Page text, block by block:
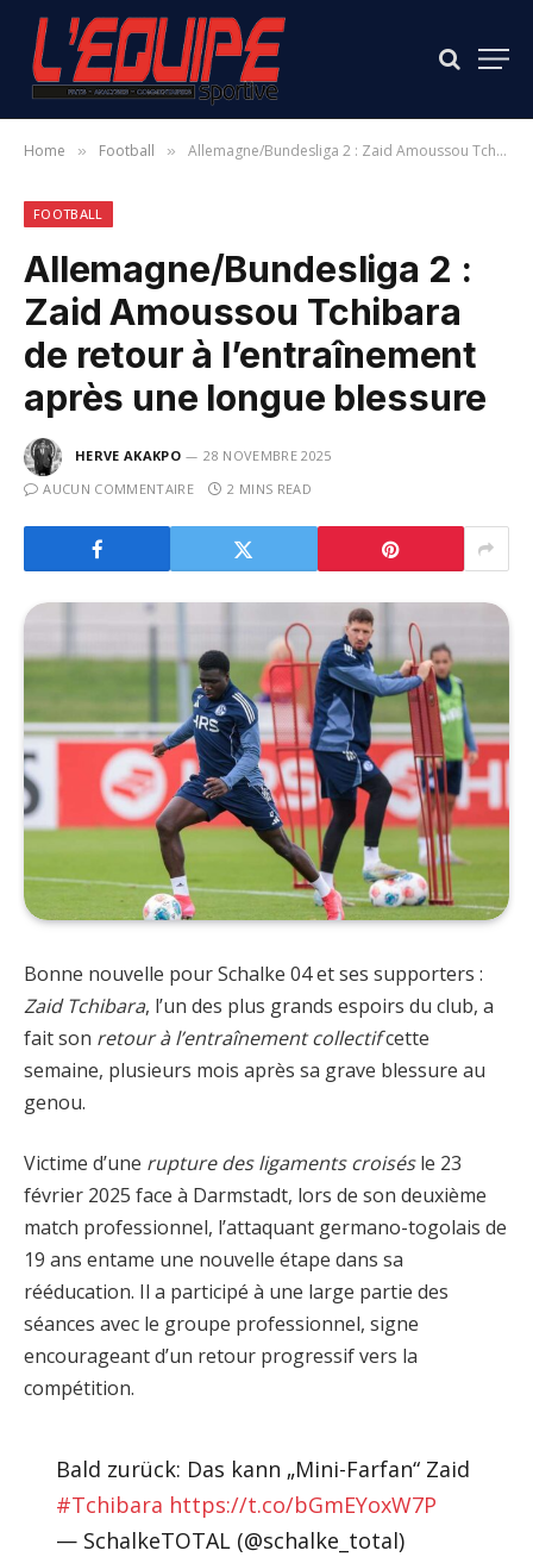
Home » Football » Allemagne/Bundesliga 2 : Zaid Amoussou Tchibara de retour à l’entraînement après une longue blessure
FOOTBALL
Allemagne/Bundesliga 2 :
Zaid Amoussou Tchibara
de retour à l’entraînement
après une longue blessure
HERVE AKAKPO
28 NOVEMBRE 2025
AUCUN COMMENTAIRE
2 MINS READ
Bonne nouvelle pour Schalke 04 et ses supporters :
Zaid Tchibara, l’un des plus grands espoirs du club, a
fait son retour à l’entraînement collectifcette
semaine, plusieurs mois après sa grave blessure au
genou.
Victime d’une rupture des ligaments croisésle 23
février 2025 face à Darmstadt, lors de son deuxième
match professionnel, l’attaquant germano-togolais de
19 ans entame une nouvelle étape dans sa
rééducation. Il a participé à une large partie des
séances avec le groupe professionnel, signe
encourageant d’un retour progressif vers la
compétition.
Bald zurück: Das kann „Mini-Farfan“ Zaid
#Tchibara https://t.co/bGmEYoxW7P
— SchalkeTOTAL (@schalke_total)